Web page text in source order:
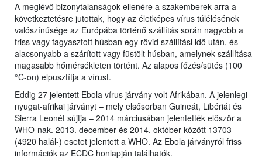
A meglévő bizonytalanságok ellenére a szakemberek arra a
következtetésre jutottak, hogy az életképes vírus túlélésének
valószínűsége az Európába történő szállítás során nagyobb a
friss vagy fagyasztott húsban egy rövid szállítási idő után, és
alacsonyabb a szárított vagy füstölt húsban, amelynek szállítása
magasabb hőmérsékleten történt. Az alapos főzés/sütés (100
°C-on) elpusztítja a vírust.
Eddig 27 jelentett Ebola vírus járvány volt Afrikában. A jelenlegi
nyugat-afrikai járványt – mely elsősorban Guineát, Libériát és
Sierra Leonét sújtja – 2014 márciusában jelentették először a
WHO-nak. 2013. december és 2014. október között 13703
(4920 halál-) esetet jelentett a WHO. Az Ebola járványról friss
információk az ECDC honlapján találhatók.